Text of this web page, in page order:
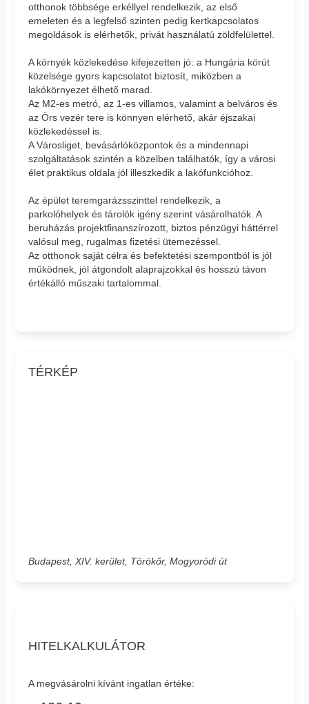
otthonok többsége erkéllyel rendelkezik, az első
emeleten és a legfelső szinten pedig kertkapcsolatos
megoldások is elérhetők, privát használatú zöldfelülettel.
A környék közlekedése kifejezetten jó: a Hungária körút
közelsége gyors kapcsolatot biztosít, miközben a
lakókörnyezet élhető marad.
Az M2-es metró, az 1-es villamos, valamint a belváros és
az Örs vezér tere is könnyen elérhető, akár éjszakai
közlekedéssel is.
A Városliget, bevásárlóközpontok és a mindennapi
szolgáltatások szintén a közelben találhatók, így a városi
élet praktikus oldala jól illeszkedik a lakófunkcióhoz.
Az épület teremgarázsszinttel rendelkezik, a
parkolóhelyek és tárolók igény szerint vásárolhatók. A
beruházás projektfinanszírozott, biztos pénzügyi háttérrel
valósul meg, rugalmas fizetési ütemezéssel.
Az otthonok saját célra és befektetési szempontból is jól
működnek, jól átgondolt alaprajzokkal és hosszú távon
értékálló műszaki tartalommal.
TÉRKÉP
Budapest, XIV. kerület, Törökőr, Mogyoródi út
HITELKALKULÁTOR
A megvásárolni kívánt ingatlan értéke: